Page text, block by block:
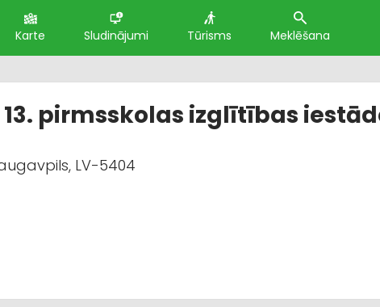
Karte Sludinājumi Tūrisms Meklēšana
pirmsskolas izglītības
LV-5404